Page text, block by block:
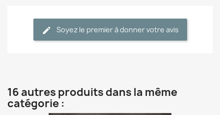
Soyez le premier à donner votre avis
16 autres produits dans la même
catégorie :